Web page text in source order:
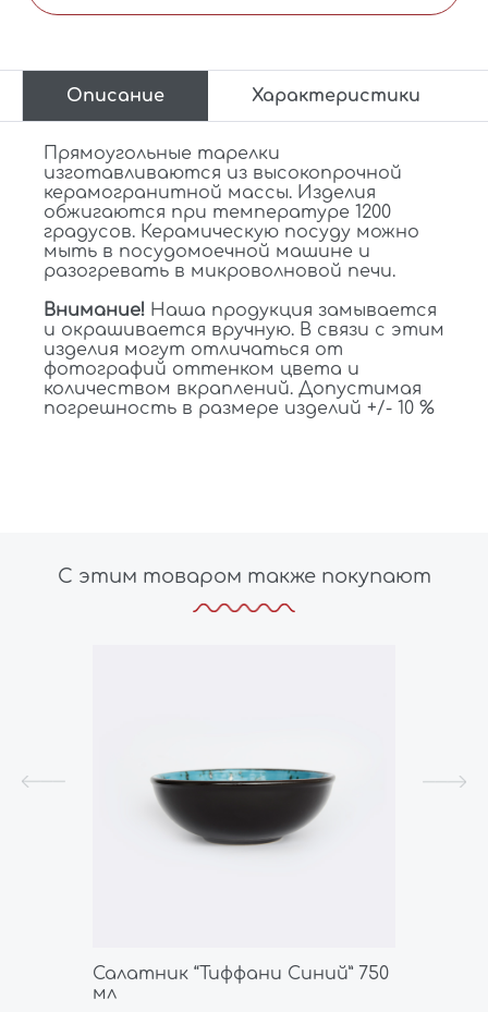
Описание Характеристики
Прямоугольные тарелки
изготавливаются из высокопрочной
керамогранитной массы. Изделия
обжигаются при температуре 1200
градусов. Керамическую посуду можно
мыть в посудомоечной машине и
разогревать в микроволновой печи.
Внимание! Наша продукция замывается
и окрашивается вручную. В связи с этим
изделия могут отличаться от
фотографий оттенком цвета и
количеством вкраплений. Допустимая
погрешность в размере изделий +/- 10 %
С этим товаром также покупают
Салатник “Тиффани Синий” 750
мл